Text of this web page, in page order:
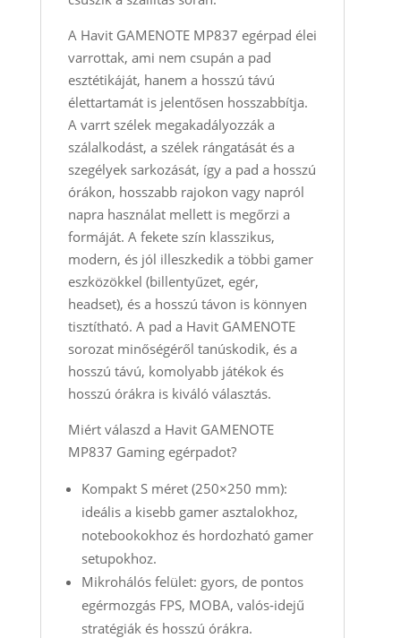
A Havit GAMENOTE MP837 egérpad élei
varrottak, ami nem csupán a pad
esztétikáját, hanem a hosszú távú
élettartamát is jelentősen hosszabbítja.
A varrt szélek megakadályozzák a
szálalkodást, a szélek rángatását és a
szegélyek sarkozását, így a pad a hosszú
órákon, hosszabb rajokon vagy napról
napra használat mellett is megőrzi a
formáját. A fekete szín klasszikus,
modern, és jól illeszkedik a többi gamer
eszközökkel (billentyűzet, egér,
headset), és a hosszú távon is könnyen
tisztítható. A pad a Havit GAMENOTE
sorozat minőségéről tanúskodik, és a
hosszú távú, komolyabb játékok és
hosszú órákra is kiváló választás.
Miért válaszd a Havit GAMENOTE
MP837 Gaming egérpadot?
Kompakt S méret (250×250 mm):
ideális a kisebb gamer asztalokhoz,
notebookokhoz és hordozható gamer
setupokhoz.
Mikrohálós felület: gyors, de pontos
egérmozgás FPS, MOBA, valós‑idejű
stratégiák és hosszú órákra.